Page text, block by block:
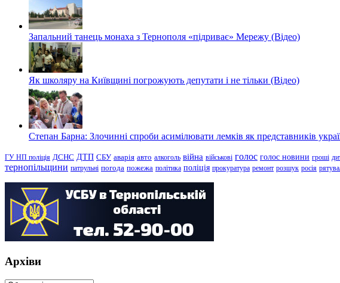
Запальний танець монаха з Тернополя «підриває» Мережу (Відео)
Як школяру на Київщині погрожують депутати і не тільки (Відео)
Степан Барна: Злочинні спроби асимілювати лемків як представників
ГУ НП поліція ДСНС ДТП СБУ аварія авто алкоголь війна військові голос голос новини гроші
тернопільщини патрульні погода пожежа політика поліція прокуратура ремонт розшук росія
Архіви